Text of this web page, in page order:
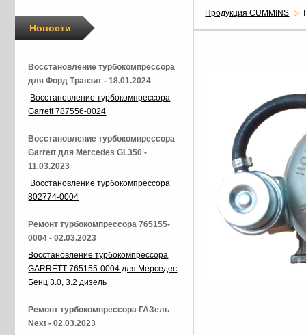
Продукция CUMMINS
Новости
Восстановление турбокомпрессора
для Форд Транзит - 18.01.2024
Восстановление турбокомпрессора
Garrett 787556-0024
Восстановление турбокомпрессора
Garrett для Mercedes GL350 -
11.03.2023
Восстановление турбокомпрессора
802774-0004
Ремонт турбокомпрессора 765155-
0004 - 02.03.2023
Восстановление турбокомпрессора
GARRETT 765155-0004 для Мерседес
Бенц 3.0, 3.2 дизель
Ремонт турбокомпрессора ГАЗель
Next - 02.03.2023